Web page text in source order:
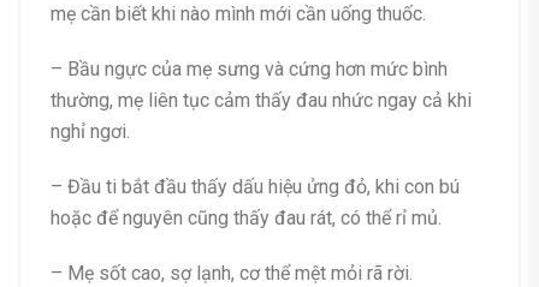
mẹ cần biết khi nào mình mới cần uống thuốc.
– Bầu ngực của mẹ sưng và cứng hơn mức bình
thường, mẹ liên tục cảm thấy đau nhức ngay cả khi
nghỉ ngơi.
– Đầu ti bắt đầu thấy dấu hiệu ửng đỏ, khi con bú
hoặc để nguyên cũng thấy đau rát, có thể rỉ mủ.
– Mẹ sốt cao, sợ lạnh, cơ thể mệt mỏi rã rời.